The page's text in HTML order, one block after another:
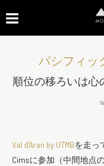
パシフィッ
順位の移ろいは心
Val d’Aran by UTMBを走っ
Cimsに参加（中間地点